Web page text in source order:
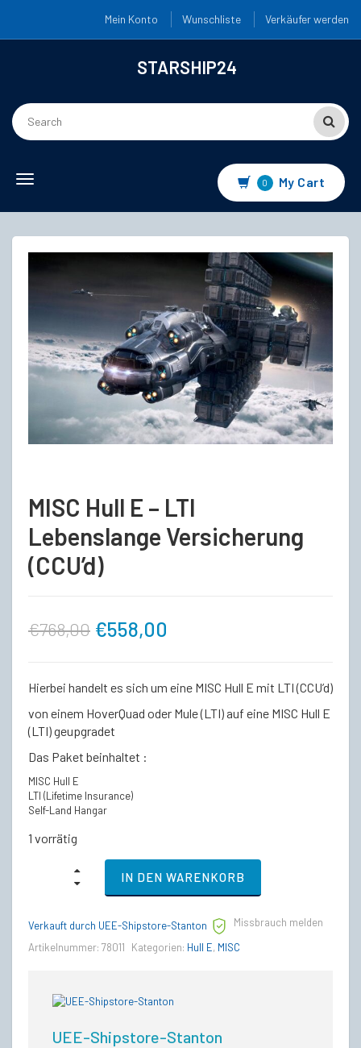
Mein Konto Wunschliste Verkäufer werden
STARSHIP24
Toggle
0 My Cart
MISC Hull E – LTI
Lebenslange Versicherung
(CCU’d)
€768,00 Ursprünglicher
war:
€768,00
€558,00
ist:
Hierbei handelt es sich um eine MISC Hull E mit LTI (CCU’d)
von einem HoverQuad oder Mule (LTI) auf eine MISC Hull E
(LTI) geupgradet
Das Paket beinhaltet :
MISC Hull E
LTI (Lifetime Insurance)
Self-Land Hangar
1 vorrätig
LTI
Versicherung
IN DEN WARENKORB
Verkauft durch UEE-Shipstore-Stanton
Missbrauch melden
Artikelnummer: 78011 Kategorien: Hull E, MISC
UEE-Shipstore-Stanton